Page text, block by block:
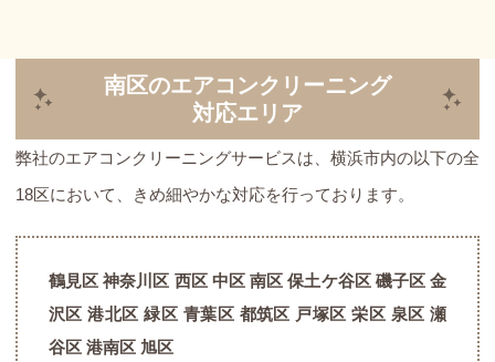
南区のエアコンクリーニング
対応エリア
弊社のエアコンクリーニングサービスは、横浜市内の以下の全
18区において、きめ細やかな対応を行っております。
鶴見区 神奈川区 西区 中区 南区 保土ケ谷区 磯子区 金
沢区 港北区 緑区 青葉区 都筑区 戸塚区 栄区 泉区 瀬
谷区 港南区 旭区